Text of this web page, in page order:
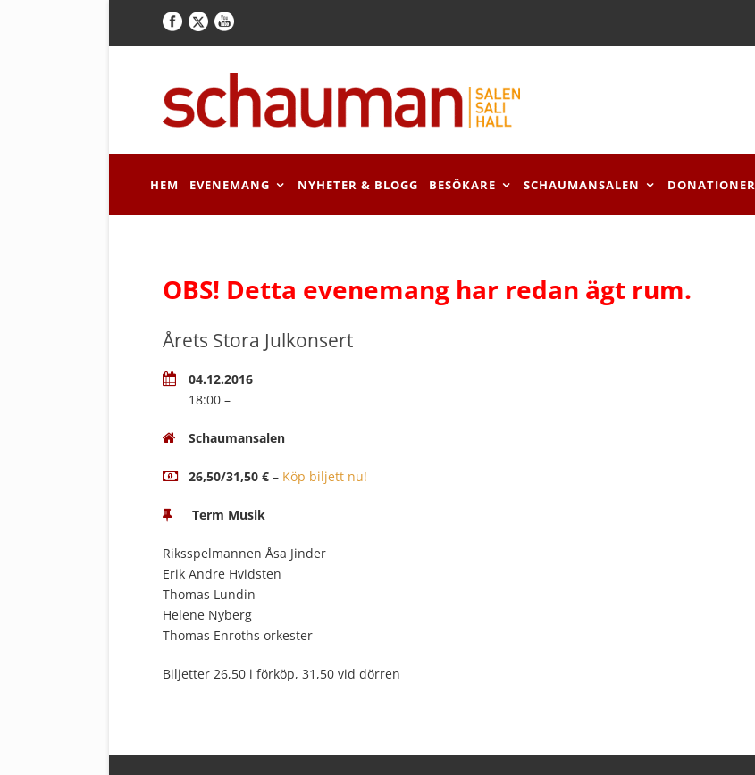
HEM EVENEMANG NYHETER & BLOGG BESÖKARE SCHAUMANSALEN DONATIONER
OBS! Detta evenemang har redan ägt rum.
Årets Stora Julkonsert
04.12.2016
18:00 –
Schaumansalen
26,50/31,50 € – Köp biljett nu!
Term Musik
Riksspelmannen Åsa Jinder
Erik Andre Hvidsten
Thomas Lundin
Helene Nyberg
Thomas Enroths orkester
Biljetter 26,50 i förköp, 31,50 vid dörren